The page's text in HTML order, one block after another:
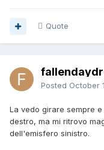
Quote
Posted October
La vedo girare sempre
destro, ma mi ritrovo
dell'emisfero sinistro.